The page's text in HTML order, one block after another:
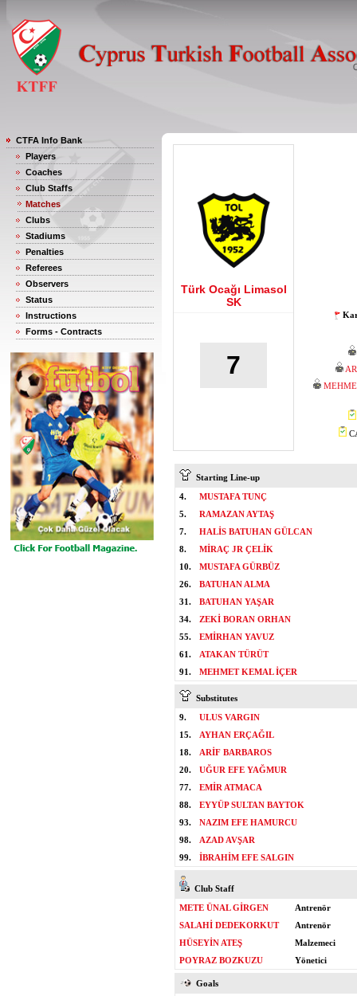
CTFA Info Bank
Players
Coaches
Club Staffs
Matches
Clubs
Stadiums
Penalties
Referees
Observers
Status
Instructions
Forms - Contracts
Türk Ocağı Limasol
SK
7
Starting Line-up
4.
MUSTAFA TUNÇ
5.
RAMAZAN AYTAŞ
7.
HALİS BATUHAN GÜLCAN
8.
MİRAÇ JR ÇELİK
10.
MUSTAFA GÜRBÜZ
26.
BATUHAN ALMA
31.
BATUHAN YAŞAR
34.
ZEKİ BORAN ORHAN
55.
EMİRHAN YAVUZ
61.
ATAKAN TÜRÜT
91.
MEHMET KEMAL İÇER
Substitutes
9.
ULUS VARGIN
15.
AYHAN ERÇAĞIL
18.
ARİF BARBAROS
20.
UĞUR EFE YAĞMUR
77.
EMİR ATMACA
88.
EYYÜP SULTAN BAYTOK
93.
NAZIM EFE HAMURCU
98.
AZAD AVŞAR
99.
İBRAHİM EFE SALGIN
Club Staff
METE ÜNAL GİRGEN
Antrenör
SALAHİ DEDEKORKUT
Antrenör
HÜSEYİN ATEŞ
Malzemeci
POYRAZ BOZKUZU
Yönetici
Goals